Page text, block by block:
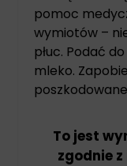
pomoc
wymiotów –
płuc. Podać
mleko.
To jest
zgodnie